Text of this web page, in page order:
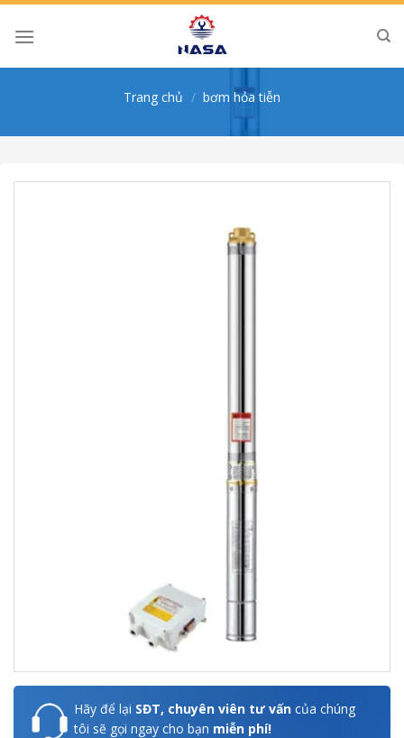
Skip
Trang chủ / bơm hỏa tiễn
Hãy để lại SĐT, chuyên viên tư vấn của chúng
tôi sẽ gọi ngay cho bạn miễn phí!